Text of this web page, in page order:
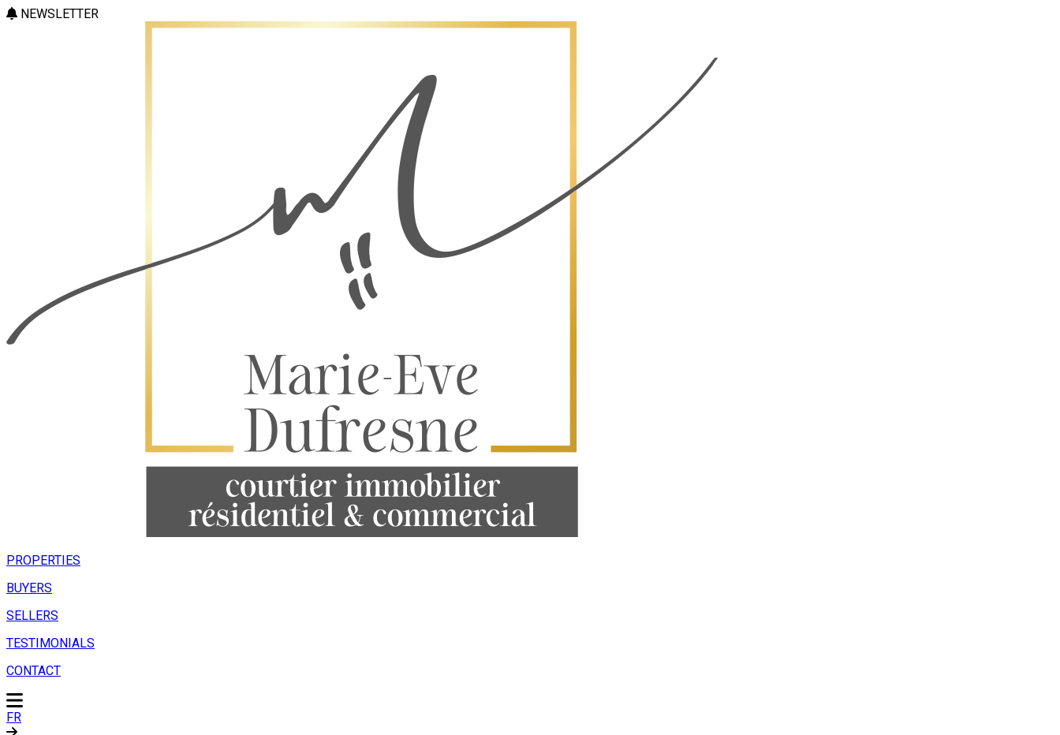
NEWSLETTER
PROPERTIES
BUYERS
SELLERS
TESTIMONIALS
CONTACT
FR